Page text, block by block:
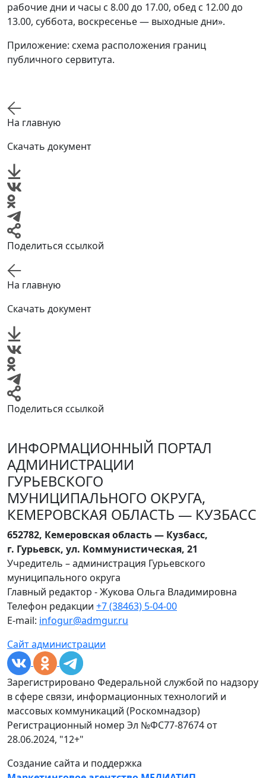
рабочие дни и часы с 8.00 до 17.00, обед с 12.00 до
13.00, суббота, воскресенье — выходные дни».
Приложение: схема расположения границ
публичного сервитута.
На главную
Скачать документ
Поделиться ссылкой
На главную
Скачать документ
Поделиться ссылкой
ИНФОРМАЦИОННЫЙ ПОРТАЛ
АДМИНИСТРАЦИИ
ГУРЬЕВСКОГО
МУНИЦИПАЛЬНОГО ОКРУГА,
КЕМЕРОВСКАЯ ОБЛАСТЬ — КУЗБАСС
652782, Кемеровская область — Кузбасс,
г. Гурьевск, ул. Коммунистическая, 21
Учредитель – администрация Гурьевского
муниципального округа
Главный редактор - Жукова Ольга Владимировна
Телефон редакции +7 (38463) 5-04-00
E-mail: infogur@admgur.ru
Сайт администрации
Зарегистрировано Федеральной службой по надзору
в сфере связи, информационных технологий и
массовых коммуникаций (Роскомнадзор)
Регистрационный номер Эл №ФС77-87674 от
28.06.2024, "12+"
Создание сайта и поддержка